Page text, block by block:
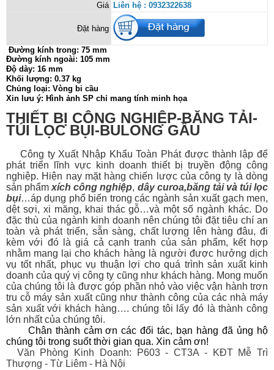
Giá Liên hệ : 0932322638
Đặt hàng
Đường kính trong: 75 mm
Đường kính ngoài: 105 mm
Độ dày: 16 mm
Khối lượng: 0.37 kg
Chủng loại: Vòng bi cầu
Xin lưu ý: Hình ảnh SP chỉ mang tính minh họa
THIẾT BỊ CÔNG NGHIỆP-BĂNG TẢI-
TÚI LỌC BỤI-BULONG GẦU
Công ty Xuất Nhập Khẩu Toàn Phát được thành lập để
phát triển lĩnh vực kinh doanh thiết bị truyền động công
nghiệp. Hiện nay mặt hàng chiến lược của công ty là dòng
sản phẩm xích công nghiệp, dây curoa,băng tảivàtúi lọc
bụi…áp dụng phổ biến trong các ngành sản xuất gạch men,
dệt sợi, xi măng, khai thác gỗ…và một số ngành khác. Do
đặc thù của ngành kinh doanh nên chúng tôi đặt tiêu chí an
toàn và phát triển, sẵn sàng, chất lượng lên hàng đâu, đi
kèm với đó là giá cả cạnh tranh của sản phẩm, kết hợp
nhằm mang lại cho khách hàng là người được hưởng dịch
vụ tốt nhất, phục vụ thuận lợi cho quá trình sản xuất kinh
doanh của quý vị công ty cũng như khách hàng. Mong muốn
của chúng tôi là được góp phần nhỏ vào việc vận hành trơn
tru cỗ máy sản xuất cũng như thành công của các nhà máy
sản xuất với khách hàng…. chúng tôi lấy đó là thành công
lớn nhất của chúng tôi.
Chân thành cảm ơn các đối tác, bạn hàng đã ủng hộ
chúng tôi trong suốt thời gian qua. Xin cảm ơn!
Văn Phòng Kinh Doanh: P603 - CT3A - KĐT Mễ Trì
Thượng - Từ Liêm - Hà Nội